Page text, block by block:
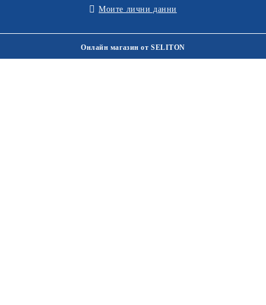
Моите лични данни
Онлайн магазин от SELITON